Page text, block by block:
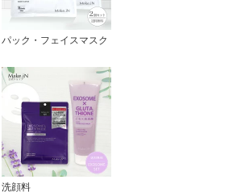
パック・フェイスマスク
洗顔料